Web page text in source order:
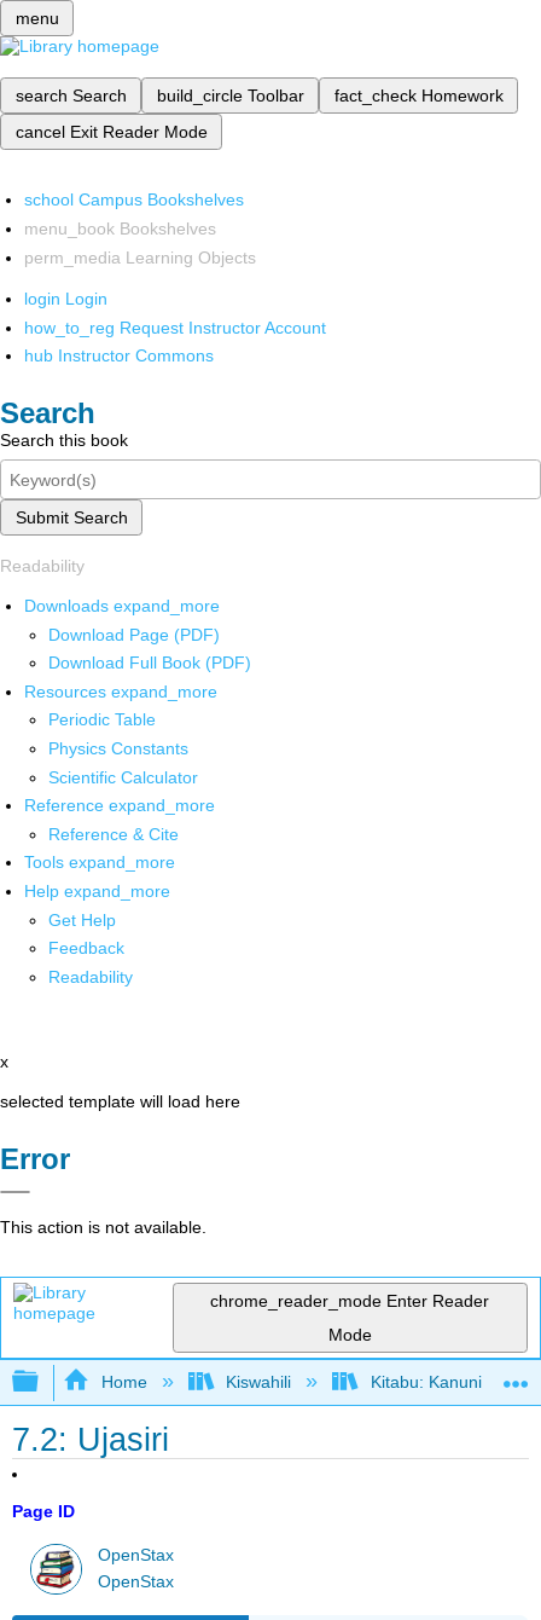
menu
search Search build_circle Toolbar fact_check Homework
cancel Exit Reader Mode
school Campus Bookshelves
menu_book Bookshelves
perm_media Learning Objects
login Login
how_to_reg Request Instructor Account
hub Instructor Commons
Search
Search this book
Submit Search
Readability
Downloads expand_more
Download Page (PDF)
Download Full Book (PDF)
Resources expand_more
Periodic Table
Physics Constants
Scientific Calculator
Reference expand_more
Reference & Cite
Tools expand_more
Help expand_more
Get Help
Feedback
Readability
x
selected template will load here
Error
This action is not available.
chrome_reader_mode Enter Reader
Mode
Expand/collapse global hierarchy
Home Kiswahili Kitabu: Kanuni za
7.2: Ujasiri
Page ID
OpenStax
OpenStax